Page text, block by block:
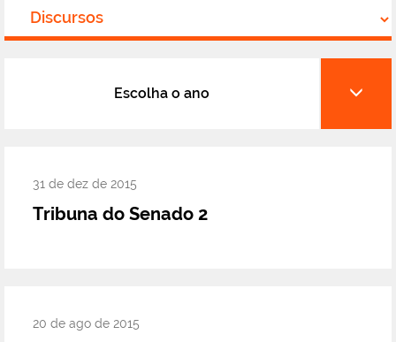
Escolha o ano
31 de dez de 2015
Tribuna do Senado 2
20 de ago de 2015